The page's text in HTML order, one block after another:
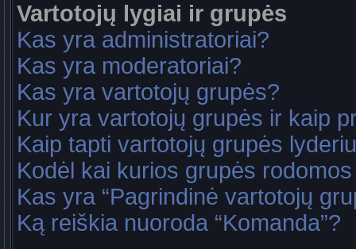
Vartotojų lygiai ir grupės
Kas yra administratoriai?
Kas yra moderatoriai?
Kas yra vartotojų grupės?
Kur yra vartotojų grupės ir kaip
Kaip tapti vartotojų grupės
Kodėl kai kurios grupės
Kas yra “Pagrindinė vartotojų
Ką reiškia nuoroda “Komanda”?